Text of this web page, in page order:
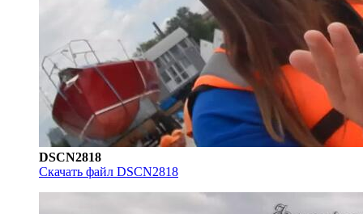
DSCN2818
Скачать файл DSCN2818